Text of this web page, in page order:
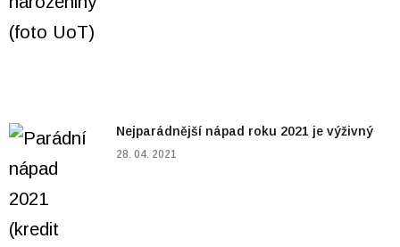
Nejparádnější nápad roku 2021 je výživný
28. 04. 2021